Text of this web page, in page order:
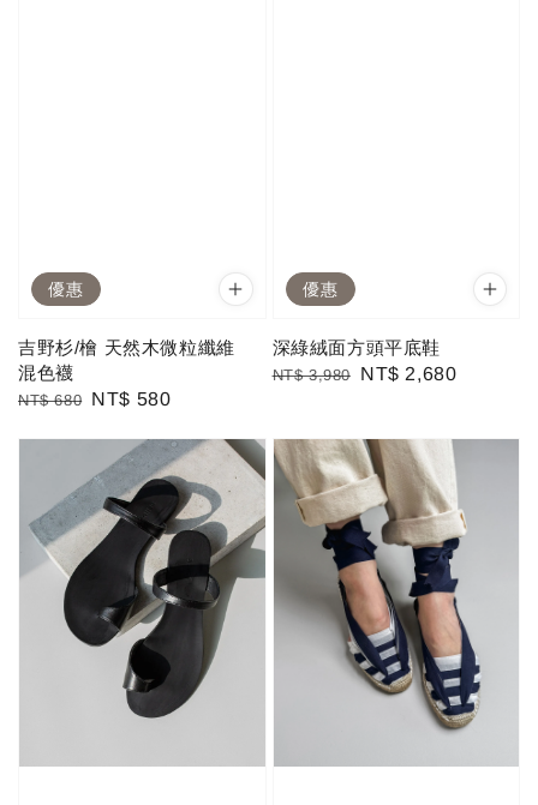
優惠
吉野杉/檜 天然木微粒纖維
混色襪
Regular
NT$ 680 Sale
NT$ 580
優惠
深綠絨面方頭平底鞋
Regular
NT$ 3,980
Sale
NT$ 2,680